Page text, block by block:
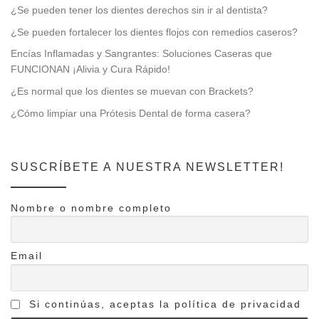
¿Se pueden tener los dientes derechos sin ir al dentista?
¿Se pueden fortalecer los dientes flojos con remedios caseros?
Encías Inflamadas y Sangrantes: Soluciones Caseras que
FUNCIONAN ¡Alivia y Cura Rápido!
¿Es normal que los dientes se muevan con Brackets?
¿Cómo limpiar una Prótesis Dental de forma casera?
SUSCRÍBETE A NUESTRA NEWSLETTER!
Nombre o nombre completo
Email
Si continúas, aceptas la política de privacidad